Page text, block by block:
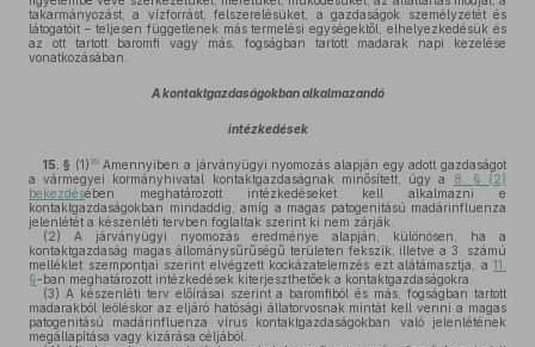
takarmányozást, a vízforrást, felszerelésüket, a gazdaságok személyzetét és
látogatóit – teljesen függetlenek más termelési egységektől, elhelyezkedésük és
az ott tartott baromfi vagy más, fogságban tartott madarak napi kezelése
vonatkozásában.
A kontaktgazdaságokban alkalmazandó
intézkedések
15. § (1) 39Amennyiben a járványügyi nyomozás alapján egy adott gazdaságot
a vármegyei kormányhivatal kontaktgazdaságnak minősített, úgy a
8. § (2)
bekezdésében meghatározott intézkedéseket kell alkalmazni e
kontaktgazdaságokban mindaddig, amíg a magas patogenitású madárinfluenza
jelenlétét a készenléti tervben foglaltak szerint ki nem zárják.
(2) A járványügyi nyomozás eredménye alapján, különösen, ha a
kontaktgazdaság magas állománysűrűségű területen fekszik, illetve a 3. számú
melléklet szempontjai szerint elvégzett kockázatelemzés ezt alátámasztja, a 11.
§-ban meghatározott intézkedések kiterjeszthetőek a kontaktgazdaságokra.
(3) A készenléti terv előírásai szerint a baromfiból és más, fogságban tartott
madarakból leöléskor az eljáró hatósági állatorvosnak mintát kell venni a magas
patogenitású madárinfluenza vírus kontaktgazdaságokban való jelenlétének
megállapítása vagy kizárása céljából.